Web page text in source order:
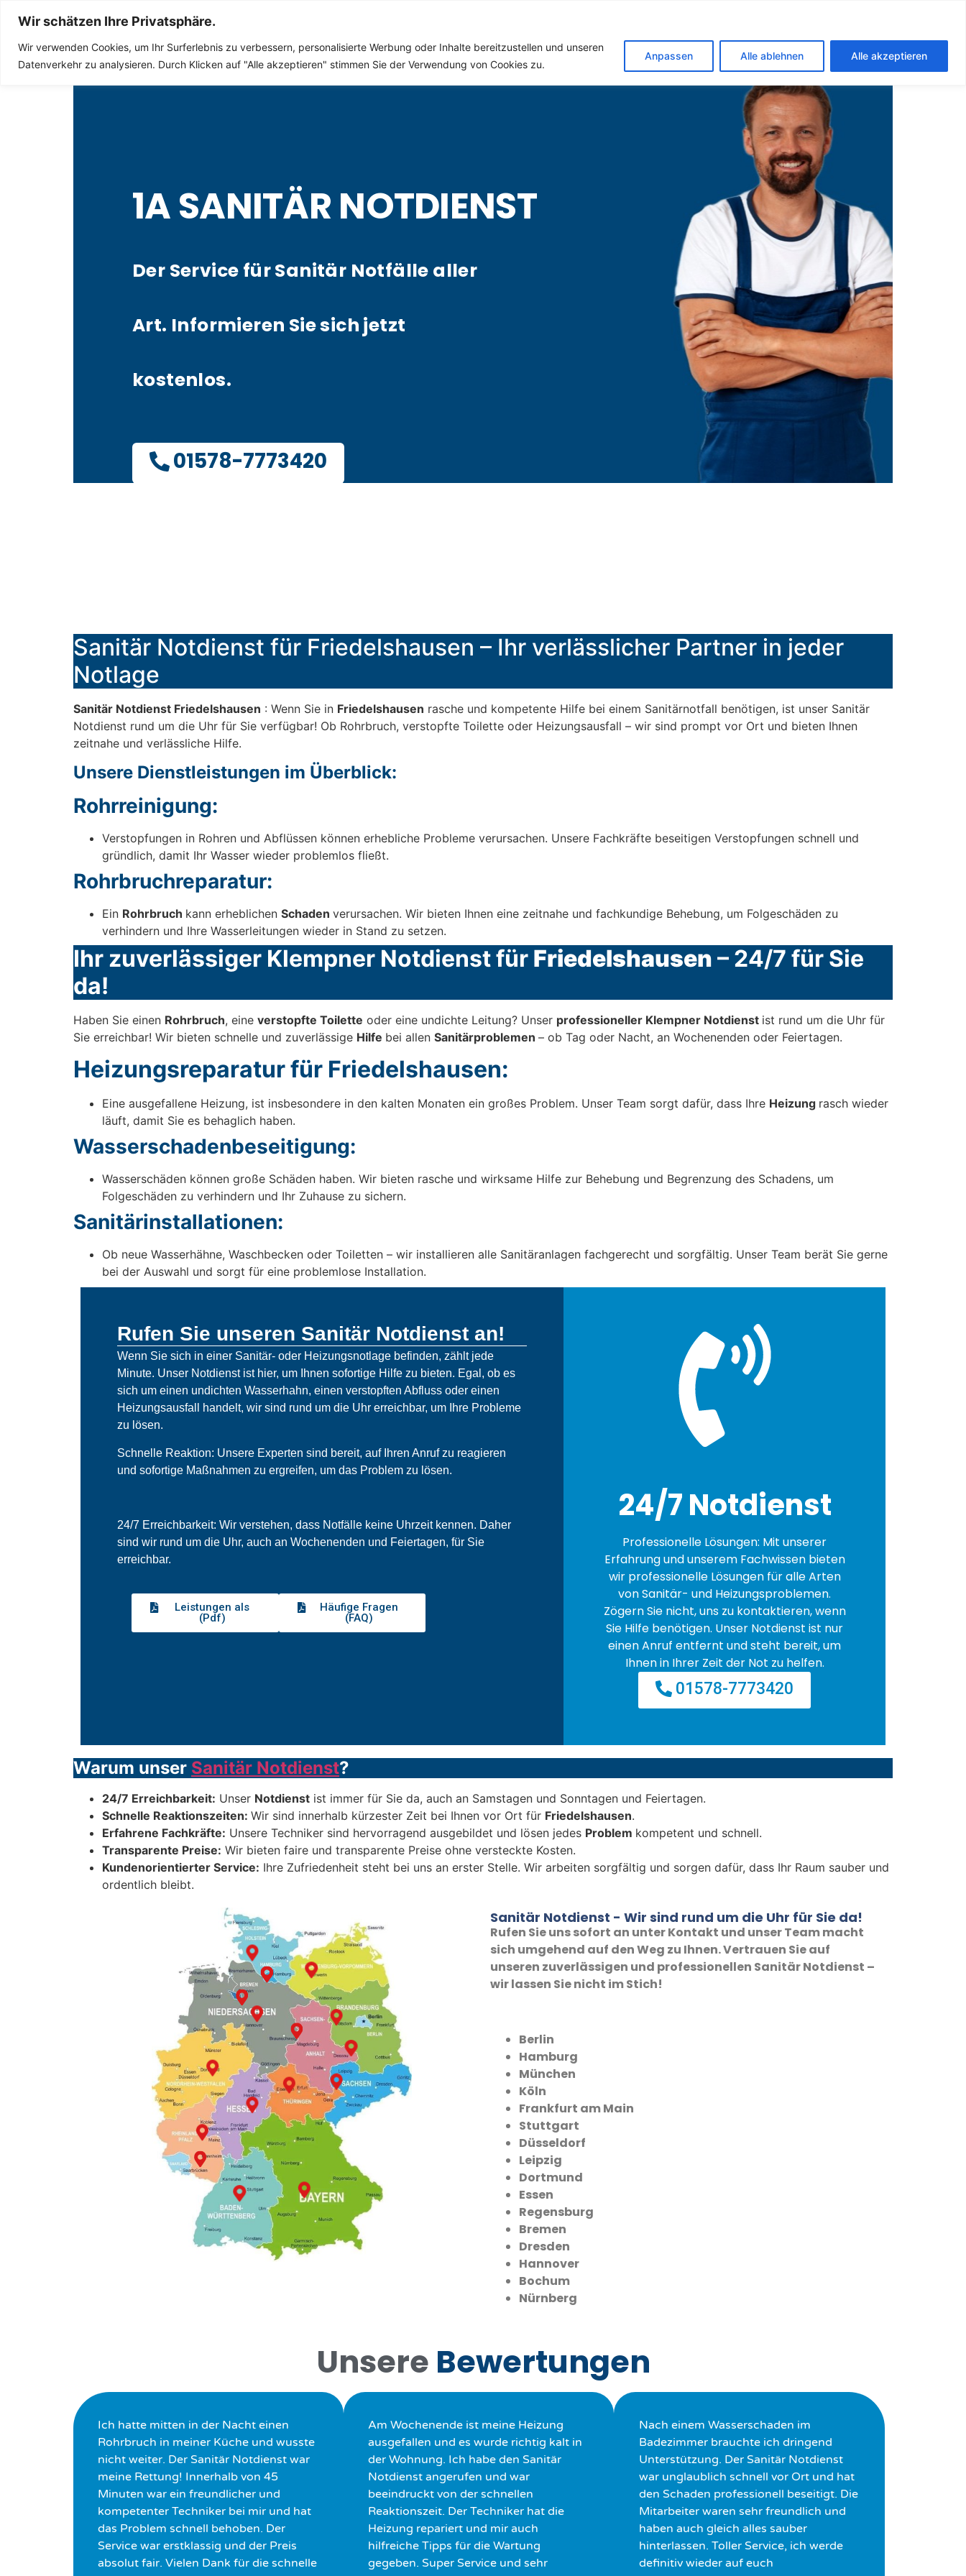
Wir schätzen Ihre Privatsphäre.
Wir verwenden Cookies, um Ihr Surferlebnis zu verbessern, personalisierte Werbung oder Inhalte bereitzustellen und unseren
Datenverkehr zu analysieren. Durch Klicken auf "Alle akzeptieren" stimmen Sie der Verwendung von Cookies zu.
Anpassen Alle ablehnen Alle akzeptieren
Sanitär Notdienst (Klempner) für Friedelshausen
1A SANITÄR NOTDIENST
Der Service für Sanitär Notfälle aller
Art. Informieren Sie sich jetzt
kostenlos.
01578-7773420
Sanitär Notdienst für Friedelshausen – Ihr verlässlicher Partner in jeder
Notlage
Sanitär Notdienst Friedelshausen : Wenn Sie in Friedelshausen rasche und kompetente Hilfe bei einem Sanitärnotfall benötigen, ist unser Sanitär
Notdienst rund um die Uhr für Sie verfügbar! Ob Rohrbruch, verstopfte Toilette oder Heizungsausfall – wir sind prompt vor Ort und bieten Ihnen
zeitnahe und verlässliche Hilfe.
Unsere Dienstleistungen im Überblick:
Rohrreinigung:
Verstopfungen in Rohren und Abflüssen können erhebliche Probleme verursachen. Unsere Fachkräfte beseitigen Verstopfungen schnell und
gründlich, damit Ihr Wasser wieder problemlos fließt.
Rohrbruchreparatur:
Ein Rohrbruch kann erheblichen Schaden verursachen. Wir bieten Ihnen eine zeitnahe und fachkundige Behebung, um Folgeschäden zu
verhindern und Ihre Wasserleitungen wieder in Stand zu setzen.
Ihr zuverlässiger Klempner Notdienst für Friedelshausen – 24/7 für Sie
da!
Haben Sie einen Rohrbruch, eine verstopfte Toilette oder eine undichte Leitung? Unser professioneller Klempner Notdienst ist rund um die Uhr für
Sie erreichbar! Wir bieten schnelle und zuverlässige Hilfe bei allen Sanitärproblemen – ob Tag oder Nacht, an Wochenenden oder Feiertagen.
Heizungsreparatur für Friedelshausen:
Eine ausgefallene Heizung, ist insbesondere in den kalten Monaten ein großes Problem. Unser Team sorgt dafür, dass Ihre Heizung rasch wieder
läuft, damit Sie es behaglich haben.
Wasserschadenbeseitigung:
Wasserschäden können große Schäden haben. Wir bieten rasche und wirksame Hilfe zur Behebung und Begrenzung des Schadens, um
Folgeschäden zu verhindern und Ihr Zuhause zu sichern.
Sanitärinstallationen:
Ob neue Wasserhähne, Waschbecken oder Toiletten – wir installieren alle Sanitäranlagen fachgerecht und sorgfältig. Unser Team berät Sie gerne
bei der Auswahl und sorgt für eine problemlose Installation.
Rufen Sie unseren Sanitär Notdienst an!
Wenn Sie sich in einer Sanitär- oder Heizungsnotlage befinden, zählt jede
Minute. Unser Notdienst ist hier, um Ihnen sofortige Hilfe zu bieten. Egal, ob es
sich um einen undichten Wasserhahn, einen verstopften Abfluss oder einen
Heizungsausfall handelt, wir sind rund um die Uhr erreichbar, um Ihre Probleme
zu lösen.
Schnelle Reaktion: Unsere Experten sind bereit, auf Ihren Anruf zu reagieren
und sofortige Maßnahmen zu ergreifen, um das Problem zu lösen.
24/7 Erreichbarkeit: Wir verstehen, dass Notfälle keine Uhrzeit kennen. Daher
sind wir rund um die Uhr, auch an Wochenenden und Feiertagen, für Sie
erreichbar.
Leistungen als
(Pdf)
Häufige Fragen
(FAQ)
24/7 Notdienst
Professionelle Lösungen: Mit unserer
Erfahrung und unserem Fachwissen bieten
wir professionelle Lösungen für alle Arten
von Sanitär- und Heizungsproblemen.
Zögern Sie nicht, uns zu kontaktieren, wenn
Sie Hilfe benötigen. Unser Notdienst ist nur
einen Anruf entfernt und steht bereit, um
Ihnen in Ihrer Zeit der Not zu helfen.
01578-7773420
Warum unser Sanitär Notdienst?
24/7 Erreichbarkeit: Unser Notdienst ist immer für Sie da, auch an Samstagen und Sonntagen und Feiertagen.
Schnelle Reaktionszeiten: Wir sind innerhalb kürzester Zeit bei Ihnen vor Ort für Friedelshausen.
Erfahrene Fachkräfte: Unsere Techniker sind hervorragend ausgebildet und lösen jedes Problem kompetent und schnell.
Transparente Preise: Wir bieten faire und transparente Preise ohne versteckte Kosten.
Kundenorientierter Service: Ihre Zufriedenheit steht bei uns an erster Stelle. Wir arbeiten sorgfältig und sorgen dafür, dass Ihr Raum sauber und
ordentlich bleibt.
Sanitär Notdienst - Wir sind rund um die Uhr für Sie da!
Rufen Sie uns sofort an unter Kontakt und unser Team macht
sich umgehend auf den Weg zu Ihnen. Vertrauen Sie auf
unseren zuverlässigen und professionellen Sanitär Notdienst –
wir lassen Sie nicht im Stich!
Berlin
Hamburg
München
Köln
Frankfurt am Main
Stuttgart
Düsseldorf
Leipzig
Dortmund
Essen
Regensburg
Bremen
Dresden
Hannover
Bochum
Nürnberg
Unsere Bewertungen
Ich hatte mitten in der Nacht einen
Rohrbruch in meiner Küche und wusste
nicht weiter. Der Sanitär Notdienst war
meine Rettung! Innerhalb von 45
Minuten war ein freundlicher und
kompetenter Techniker bei mir und hat
das Problem schnell behoben. Der
Service war erstklassig und der Preis
absolut fair. Vielen Dank für die schnelle
Am Wochenende ist meine Heizung
ausgefallen und es wurde richtig kalt in
der Wohnung. Ich habe den Sanitär
Notdienst angerufen und war
beeindruckt von der schnellen
Reaktionszeit. Der Techniker hat die
Heizung repariert und mir auch
hilfreiche Tipps für die Wartung
gegeben. Super Service und sehr
Nach einem Wasserschaden im
Badezimmer brauchte ich dringend
Unterstützung. Der Sanitär Notdienst
war unglaublich schnell vor Ort und hat
den Schaden professionell beseitigt. Die
Mitarbeiter waren sehr freundlich und
haben auch gleich alles sauber
hinterlassen. Toller Service, ich werde
definitiv wieder auf euch